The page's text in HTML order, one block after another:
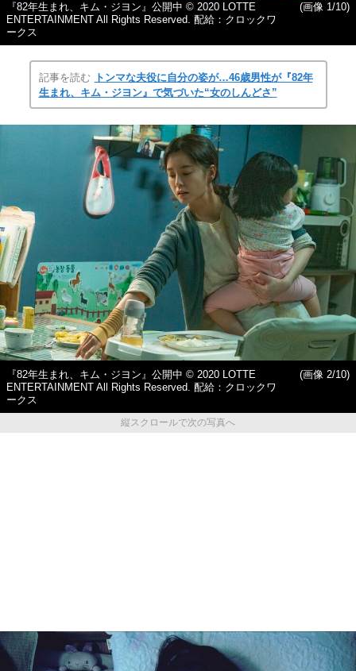
『82年生まれ、キム・ジヨン』公開中 © 2020 LOTTE
ENTERTAINMENT All Rights Reserved. 配給：クロックワ
ークス
(画像 1/10)
記事を読む
トンマな夫役に自分の姿が…46歳男性が『82年
生まれ、キム・ジヨン』で気づいた“女のしんどさ”
『82年生まれ、キム・ジヨン』公開中 © 2020 LOTTE
ENTERTAINMENT All Rights Reserved. 配給：クロックワ
ークス
(画像 2/10)
縦スクロールで次の写真へ